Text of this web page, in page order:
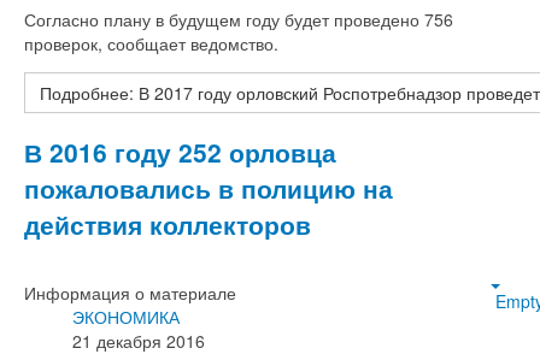
Согласно плану в будущем году будет проведено 756
проверок, сообщает ведомство.
Подробнее: В 2017 году орловский Роспотребнадзор
В 2016 году 252 орловца
пожаловались в полицию на
действия коллекторов
Информация о материале
ЭКОНОМИКА
21 декабря 2016